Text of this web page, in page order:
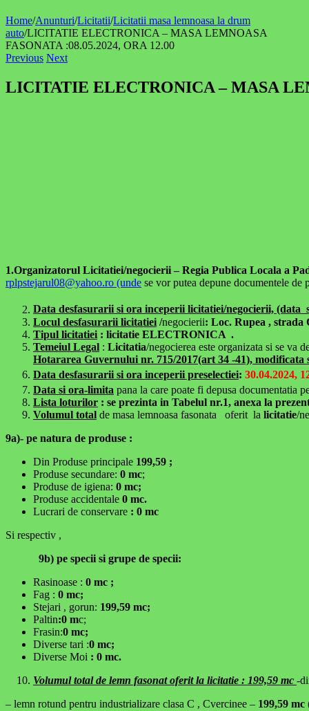
Home/Anunturi/Licitatii/Licitatii masa lemnoasa la drum
auto/LICITATIE ELECTRONICA – MASA LEMNOASA
FASONATA :08.05.2024, ORA 12.00
Previous Next
LICITATIE ELECTRONICA – MASA
1.Organizatorul Licitatiei/negocierii –Regia Publica Locala a
rplpstejarul08@yahoo.ro (unde se vor putea depune documentele de
Data desfasurarii si ora inceperii licitatiei/negocierii, (data
Locul desfasurarii licitatiei /negocierii: Loc. Rupea , strada
Tipul licitatiei : licitatie ELECTRONICA .
Temeiul Legal : Licitatia/negocierea este organizata si se va
Hotararea Guvernului nr. 715/2017(art 34 -41), modificata
Data desfasurarii si ora inceperii preselectiei: 30.04.2024,
Data si ora-limita pana la care poate fi depusa documentatia
Lista loturilor : se prezinta in Tabelul nr.1, anexa la
Volumul total de masa lemnoasa fasonata oferit la licitatie/
9a)- pe natura de produse :
Din Produse principale 199,59 ;
Produse secundare: 0 mc;
Produse de igiena: 0 mc;
Produse accidentale 0 mc.
Lucrari de conservare : 0 mc
Si respectiv ,
9b) pe specii si grupe de specii:
Rasinoase : 0 mc ;
Fag : 0 mc;
Stejari , gorun: 199,59 mc;
Paltin:0 mc;
Frasin:0 mc;
Diverse tari :0 mc;
Diverse Moi : 0 mc.
Volumul total de lemn fasonat oferit la licitatie : 199,59 mc -
– lemn rotund pentru industrializare clasa C , Cvercinee – 199,59 mc